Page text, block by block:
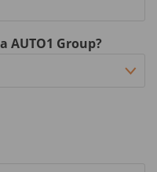
AUTO1 Group?